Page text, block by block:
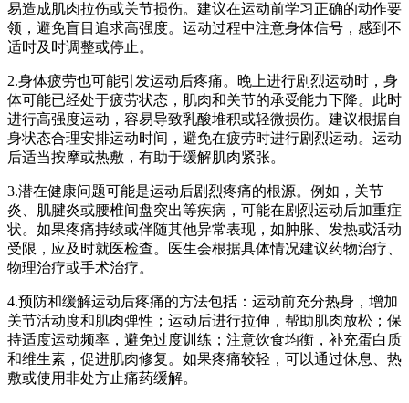
易造成肌肉拉伤或关节损伤。建议在运动前学习正确的动作要
领，避免盲目追求高强度。运动过程中注意身体信号，感到不
适时及时调整或停止。
2.身体疲劳也可能引发运动后疼痛。晚上进行剧烈运动时，身
体可能已经处于疲劳状态，肌肉和关节的承受能力下降。此时
进行高强度运动，容易导致乳酸堆积或轻微损伤。建议根据自
身状态合理安排运动时间，避免在疲劳时进行剧烈运动。运动
后适当按摩或热敷，有助于缓解肌肉紧张。
3.潜在健康问题可能是运动后剧烈疼痛的根源。例如，关节
炎、肌腱炎或腰椎间盘突出等疾病，可能在剧烈运动后加重症
状。如果疼痛持续或伴随其他异常表现，如肿胀、发热或活动
受限，应及时就医检查。医生会根据具体情况建议药物治疗、
物理治疗或手术治疗。
4.预防和缓解运动后疼痛的方法包括：运动前充分热身，增加
关节活动度和肌肉弹性；运动后进行拉伸，帮助肌肉放松；保
持适度运动频率，避免过度训练；注意饮食均衡，补充蛋白质
和维生素，促进肌肉修复。如果疼痛较轻，可以通过休息、热
敷或使用非处方止痛药缓解。